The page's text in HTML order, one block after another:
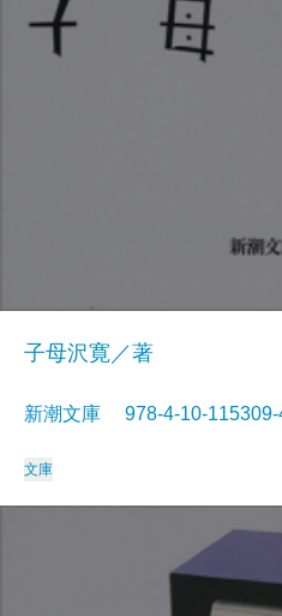
子母沢寛／著
新潮文庫 978-4-10-
文庫